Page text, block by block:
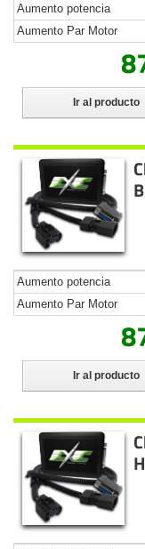
Aumento potencia
Aumento Par Motor
Ir al producto
Aumento potencia
Aumento Par Motor
Ir al producto